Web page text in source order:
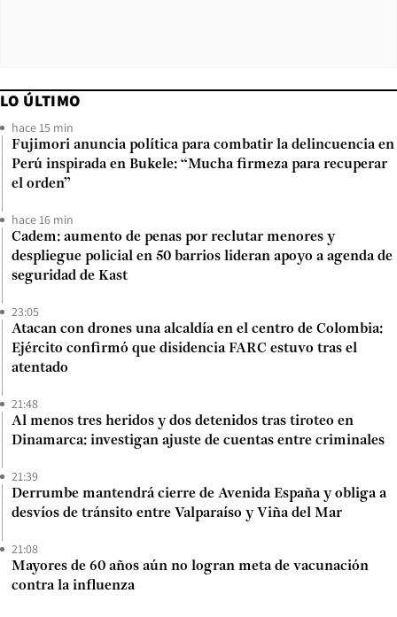
LO ÚLTIMO
hace 15 min
Fujimori anuncia política para combatir la delincuencia en
Perú inspirada en Bukele: “Mucha firmeza para recuperar
el orden”
hace 16 min
Cadem: aumento de penas por reclutar menores y
despliegue policial en 50 barrios lideran apoyo a agenda de
seguridad de Kast
23:05
Atacan con drones una alcaldía en el centro de Colombia:
Ejército confirmó que disidencia FARC estuvo tras el
atentado
21:48
Al menos tres heridos y dos detenidos tras tiroteo en
Dinamarca: investigan ajuste de cuentas entre criminales
21:39
Derrumbe mantendrá cierre de Avenida España y obliga a
desvíos de tránsito entre Valparaíso y Viña del Mar
21:08
Mayores de 60 años aún no logran meta de vacunación
contra la influenza